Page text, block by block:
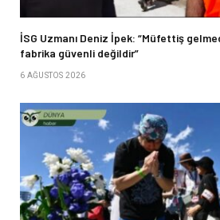
İSG Uzmanı Deniz İpek: “Müfettiş
fabrika güvenli değildir”
6 AĞUSTOS 2026